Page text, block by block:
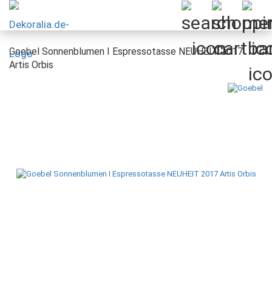
Goebel Sonnenblumen I Espressotasse NEUHEIT 2017
Artis Orbis